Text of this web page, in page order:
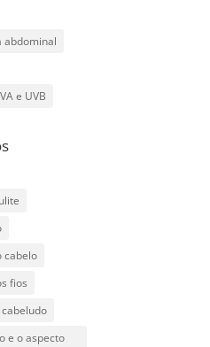
abdominal
e UVB
cabelo
fios
e o aspecto